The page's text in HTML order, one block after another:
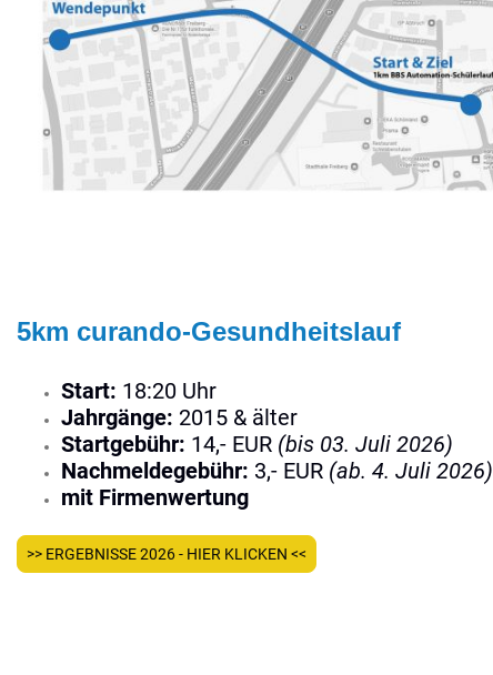
5km curando-Gesundheitslauf
Start: 18:20 Uhr
Jahrgänge: 2015 & älter
Startgebühr: 14,- EUR (bis 03. Juli 2026)
Nachmeldegebühr: 3,- EUR (ab. 4. Juli 2026)
mit Firmenwertung
>> ERGEBNISSE 2026 - HIER KLICKEN <<